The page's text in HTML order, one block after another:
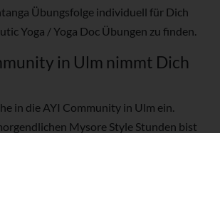
Übungsfolge individuell für Dich
Yoga / Yoga Doc Übungen zu finden.
in Ulm nimmt Dich
in die AYI Community in Ulm ein.
Mysore Style Stunden bist